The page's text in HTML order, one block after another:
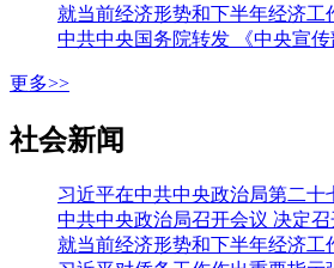
更多>>
社会新闻